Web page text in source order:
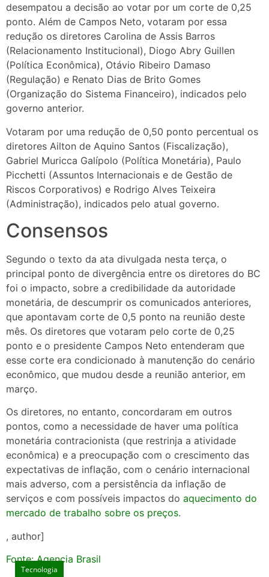
desempatou a decisão ao votar por um corte de 0,25
ponto. Além de Campos Neto, votaram por essa
redução os diretores Carolina de Assis Barros
(Relacionamento Institucional), Diogo Abry Guillen
(Política Econômica), Otávio Ribeiro Damaso
(Regulação) e Renato Dias de Brito Gomes
(Organização do Sistema Financeiro), indicados pelo
governo anterior.
Votaram por uma redução de 0,50 ponto percentual os
diretores Ailton de Aquino Santos (Fiscalização),
Gabriel Muricca Galípolo (Política Monetária), Paulo
Picchetti (Assuntos Internacionais e de Gestão de
Riscos Corporativos) e Rodrigo Alves Teixeira
(Administração), indicados pelo atual governo.
Consensos
Segundo o texto da ata divulgada nesta terça, o
principal ponto de divergência entre os diretores do BC
foi o impacto, sobre a credibilidade da autoridade
monetária, de descumprir os comunicados anteriores,
que apontavam corte de 0,5 ponto na reunião deste
mês. Os diretores que votaram pelo corte de 0,25
ponto e o presidente Campos Neto entenderam que
esse corte era condicionado à manutenção do cenário
econômico, que mudou desde a reunião anterior, em
março.
Os diretores, no entanto, concordaram em outros
pontos, como a necessidade de haver uma política
monetária contracionista (que restrinja a atividade
econômica) e a preocupação com o crescimento das
expectativas de inflação, com o cenário internacional
mais adverso, com a persistência da inflação de
serviços e com possíveis impactos do aquecimento do
mercado de trabalho sobre os preços.
, author]
Fonte: Agencia Brasil
Tecnologia
Tecnologia